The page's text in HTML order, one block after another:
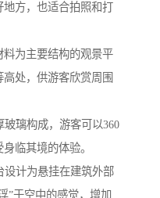
方，也适合拍照和打
为主要结构的观景平
处，供游客欣赏周围
璃构成，游客可以360
临其境的体验。
计为悬挂在建筑外部
”于空中的感觉，增加